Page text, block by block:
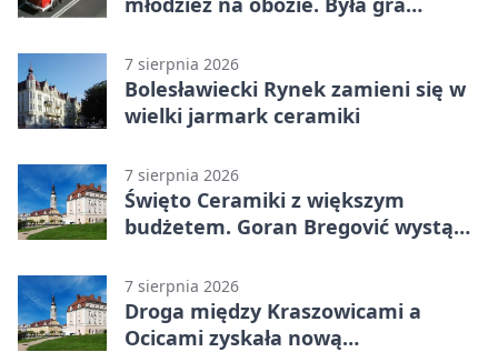
7 sierpnia 2026
Bolesławiecki Rynek zamieni się w
wielki jarmark ceramiki
7 sierpnia 2026
Święto Ceramiki z większym
budżetem. Goran Bregović wystąpi
7 sierpnia 2026
Droga między Kraszowicami a
Ocicami zyskała nową